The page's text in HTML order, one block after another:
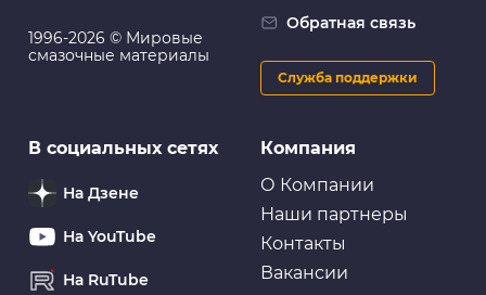
VMP AUTO Средство для очистки рук ПРОФИ
Очистители для рук
1996-2026 © Мировые
смазочные материалы
Компания
О Компании
Наши партнеры
Контакты
Вакансии
Обратная связь
Служба поддержки
В социальных сетях
На Дзене
На YouTube
На RuTube